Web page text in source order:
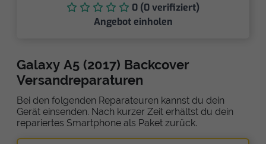
0 (0 verifiziert)
Angebot einholen
Galaxy A5 (2017) Backcover
Versandreparaturen
Bei den folgenden Reparateuren kannst du dein
Gerät einsenden. Nach kurzer Zeit erhältst du dein
repariertes Smartphone als Paket zurück.